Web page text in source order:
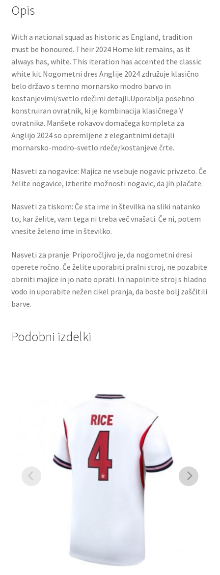
Opis
With a national squad as historic as England, tradition
must be honoured. Their 2024 Home kit remains, as it
always has, white. This iteration has accented the classic
white kit.Nogometni dres Anglije 2024 združuje klasično
belo državo s temno mornarsko modro barvo in
kostanjevimi/svetlo rdečimi detajli.Uporablja posebno
konstruiran ovratnik, ki je kombinacija klasičnega V
ovratnika. Manšete rokavov domačega kompleta za
Anglijo 2024 so opremljene z elegantnimi detajli
mornarsko-modro-svetlo rdeče/kostanjeve črte.
Nasveti za nogavice: Majica ne vsebuje nogavic privzeto. Če
želite nogavice, izberite možnosti nogavic, da jih plačate.
Nasveti za tiskom: Če sta ime in številka na sliki natanko
to, kar želite, vam tega ni treba več vnašati. Če ni, potem
vnesite želeno ime in številko.
Nasveti za pranje: Priporočljivo je, da nogometni dresi
operete ročno. Če želite uporabiti pralni stroj, ne pozabite
obrniti majice in jo nato oprati. In napolnite stroj s hladno
vodo in uporabite nežen cikel pranja, da boste bolj zaščitili
barve.
Podobni izdelki